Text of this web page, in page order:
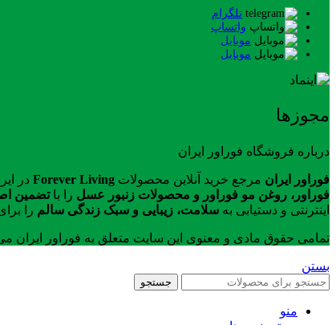
تلگرام
واتساپ
موبایل
موبایل
مجوزها
درباره فروشگاه فوراور ایران
فوراور ایران مرجع خرید آنلاین محصولات Forever Living در
فوراور، روغن مو فوراور و محصولات زنبور عسل را باتضمین
اینترنتی و دستیابی به سلامت، زیبایی و سبک زندگی سالم را
تمامی حقوق مادی و معنوی این سایت متعلق به فوراور ایران
بستن
جستجو
منو